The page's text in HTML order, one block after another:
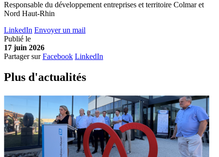
Responsable du développement entreprises et territoire Colmar et
Nord Haut-Rhin
LinkedIn Envoyer un mail
Publié le
17 juin 2026
Partager sur Facebook LinkedIn
Plus d'actualités